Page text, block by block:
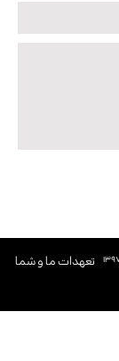
تعهدات ما و شما